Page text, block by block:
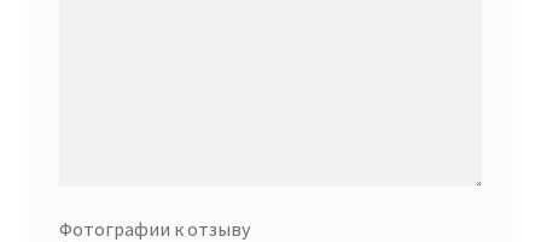
Фотографии к отзыву